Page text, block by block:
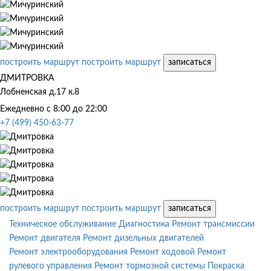
построить маршрут построить маршрут
записаться
ДМИТРОВКА
Лобненская д.17 к.8
Ежедневно с 8:00 до 22:00
+7 (499) 450-63-77
построить маршрут построить маршрут
записаться
Техническое обслуживание Диагностика Ремонт трансмиссии
Ремонт двигателя Ремонт дизельных двигателей
Ремонт электрооборудования Ремонт ходовой Ремонт
рулевого управления Ремонт тормозной системы
Покраска